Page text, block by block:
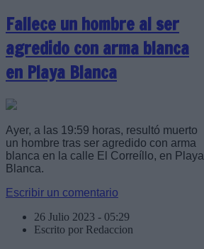
Fallece un hombre al ser
agredido con arma blanca
en Playa Blanca
Ayer, a las 19:59 horas, resultó muerto
un hombre tras ser agredido con arma
blanca en la calle El Correíllo, en Playa
Blanca.
Escribir un comentario
26 Julio 2023 - 05:29
Escrito por Redaccion